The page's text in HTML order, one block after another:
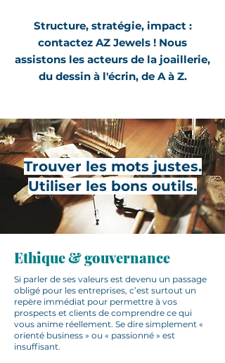
Structure, stratégie, impact :
contactez AZ Jewels ! Nous
assistons les acteurs de la joaillerie,
du dessin à l'écrin, de A à Z.
Trouver les mots justes.
Utiliser les bons outils.
Ethique & gouvernance
Si parler de ses valeurs est devenu un passage
obligé pour les entreprises, c’est surtout un
repère immédiat pour permettre à vos
prospects et clients de comprendre ce qui
vous anime réellement. Se dire simplement «
orienté business » ou « passionné » est
insuffisant.